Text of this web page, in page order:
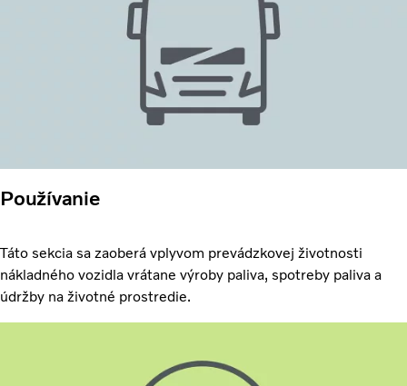
Používanie
Táto sekcia sa zaoberá vplyvom prevádzkovej životnosti
nákladného vozidla vrátane výroby paliva, spotreby paliva a
údržby na životné prostredie.